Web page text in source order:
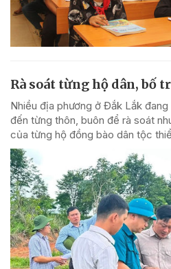
Rà soát từng hộ dân, bố
Nhiều địa phương ở Đắk Lắk
đến từng thôn, buôn để rà soát
của từng hộ đồng bào dân tộc